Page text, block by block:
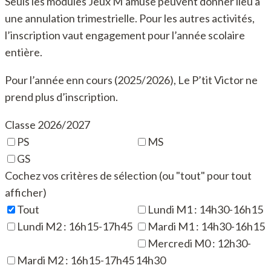
une annulation trimestrielle. Pour les autres activités,
l’inscription vaut engagement pour l’année scolaire
entière.
Pour l’année enn cours (2025/2026), Le P’tit Victor ne
prend plus d’inscription.
Classe 2026/2027
PS
MS
GS
Cochez vos critères de sélection (ou "tout" pour tout
afficher)
Tout
Lundi M1 : 14h30-16h15
Lundi M2 : 16h15-17h45
Mardi M1 : 14h30-16h15
Mardi M2 : 16h15-17h45
Mercredi M0 : 12h30-
14h30